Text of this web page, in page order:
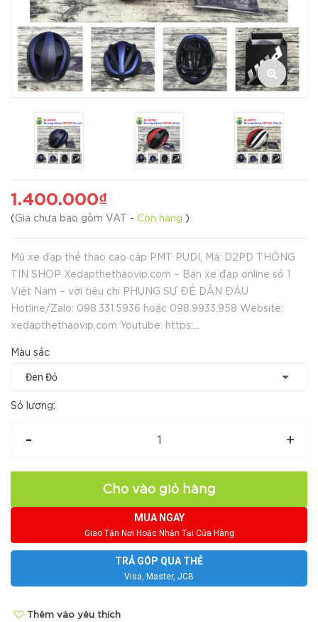
1.400.000₫
( Giá chưa bao gồm VAT - Còn hàng )
Mũ xe đạp thể thao cao cấp PMT PUDI, Mã: D2PD THÔNG
TIN SHOP Xedapthethaovip.com – Bán xe đạp online số 1
Việt Nam – với tiêu chí PHỤNG SỰ ĐỂ DẪN ĐẦU
Hotline/Zalo: 098.331.5936 hoặc 098.9933.958 Website:
xedapthethaovip.com Youtube: https:...
Màu sắc
Số lượng:
- +
Cho vào giỏ hàng
MUA NGAY
Giao Tận Nơi Hoặc Nhận Tại Cửa Hàng
TRẢ GÓP QUA THẺ
Visa, Master, JCB
Thêm vào yêu thích